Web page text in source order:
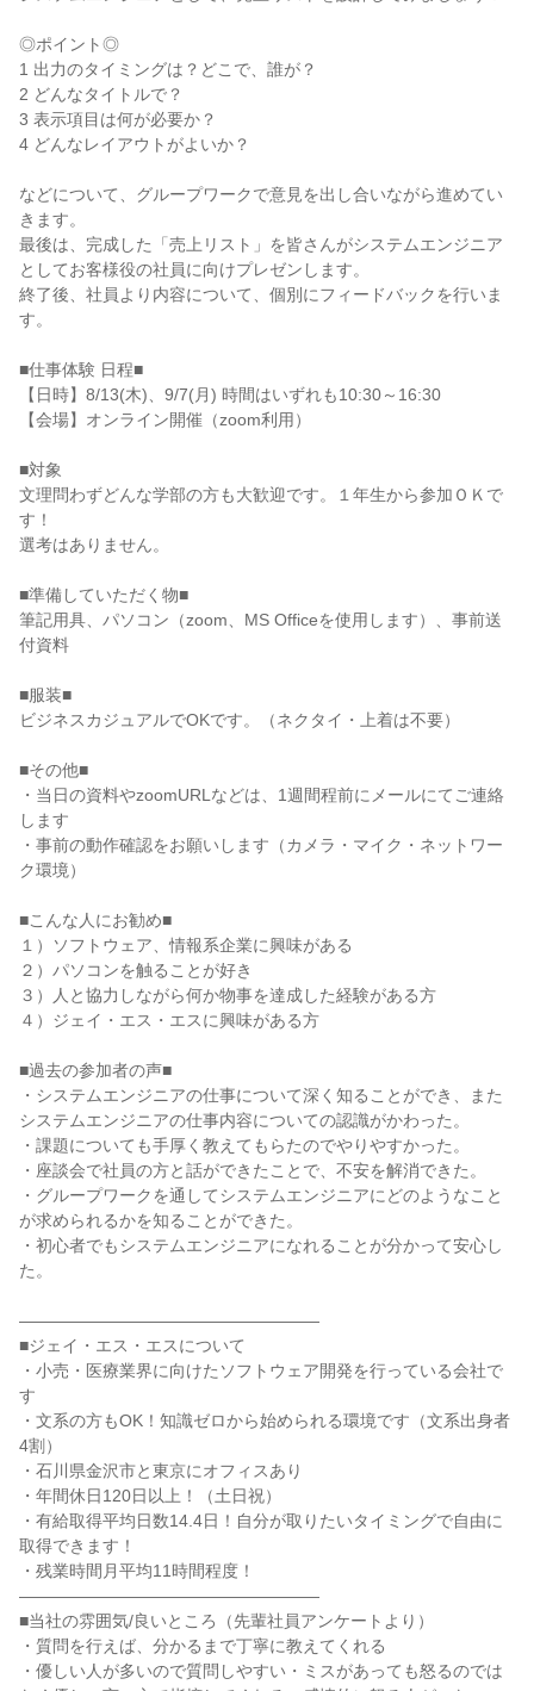
◎ポイント◎
1 出力のタイミングは？どこで、誰が？
2 どんなタイトルで？
3 表示項目は何が必要か？
4 どんなレイアウトがよいか？
などについて、グループワークで意見を出し合いながら進めてい
きます。
最後は、完成した「売上リスト」を皆さんがシステムエンジニア
としてお客様役の社員に向けプレゼンします。
終了後、社員より内容について、個別にフィードバックを行いま
す。
■仕事体験 日程■
【日時】8/13(木)、9/7(月) 時間はいずれも10:30～16:30
【会場】オンライン開催（zoom利用）
■対象
文理問わずどんな学部の方も大歓迎です。１年生から参加ＯＫで
す！
選考はありません。
■準備していただく物■
筆記用具、パソコン（zoom、MS Officeを使用します）、事前送
付資料
■服装■
ビジネスカジュアルでOKです。（ネクタイ・上着は不要）
■その他■
・当日の資料やzoomURLなどは、1週間程前にメールにてご連絡
します
・事前の動作確認をお願いします（カメラ・マイク・ネットワー
ク環境）
■こんな人にお勧め■
１）ソフトウェア、情報系企業に興味がある
２）パソコンを触ることが好き
３）人と協力しながら何か物事を達成した経験がある方
４）ジェイ・エス・エスに興味がある方
■過去の参加者の声■
・システムエンジニアの仕事について深く知ることができ、また
システムエンジニアの仕事内容についての認識がかわった。
・課題についても手厚く教えてもらたのでやりやすかった。
・座談会で社員の方と話ができたことで、不安を解消できた。
・グループワークを通してシステムエンジニアにどのようなこと
が求められるかを知ることができた。
・初心者でもシステムエンジニアになれることが分かって安心し
た。
――――――――――――――――――
■ジェイ・エス・エスについて
・小売・医療業界に向けたソフトウェア開発を行っている会社で
す
・文系の方もOK！知識ゼロから始められる環境です（文系出身者
4割）
・石川県金沢市と東京にオフィスあり
・年間休日120日以上！（土日祝）
・有給取得平均日数14.4日！自分が取りたいタイミングで自由に
取得できます！
・残業時間月平均11時間程度！
――――――――――――――――――
■当社の雰囲気/良いところ（先輩社員アンケートより）
・質問を行えば、分かるまで丁寧に教えてくれる
・優しい人が多いので質問しやすい・ミスがあっても怒るのでは